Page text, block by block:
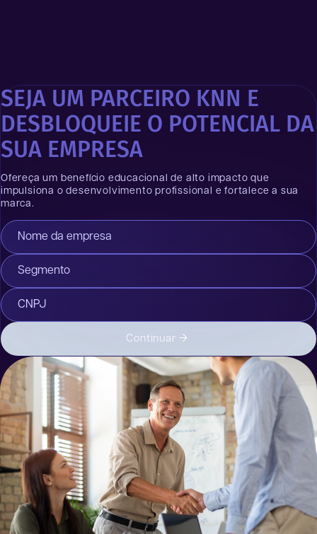
SEJA UM PARCEIRO KNN E
DESBLOQUEIE O POTENCIAL DA
SUA EMPRESA
Ofereça um benefício educacional de alto impacto que
impulsiona o desenvolvimento profissional e fortalece a sua
marca.
Nome da empresa
Segmento
CNPJ
Continuar